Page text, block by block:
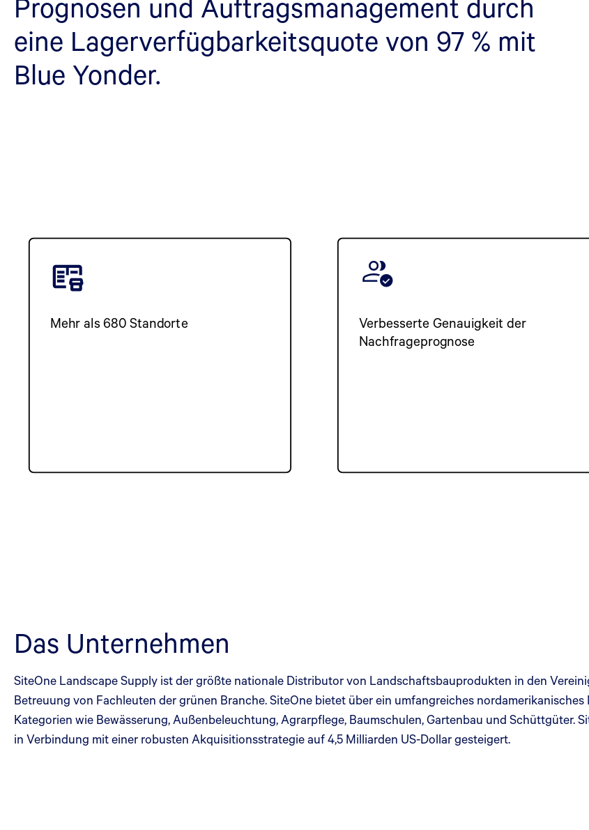
Prognosen und Auftragsmanagement durch
eine Lagerverfügbarkeitsquote von 97 % mit
Blue Yonder.
Mehr als 680 Standorte
Verbesserte Genauigkeit der
Nachfrageprognose
Das Unternehmen
SiteOne Landscape Supply ist der größte nationale Distributor von Landschaftsbauprodukten in den
Betreuung von Fachleuten der grünen Branche. SiteOne bietet über ein umfangreiches
Kategorien wie Bewässerung, Außenbeleuchtung, Agrarpflege, Baumschulen, Gartenbau und Schüttgüter.
in Verbindung mit einer robusten Akquisitionsstrategie auf 4,5 Milliarden US-Dollar gesteigert.